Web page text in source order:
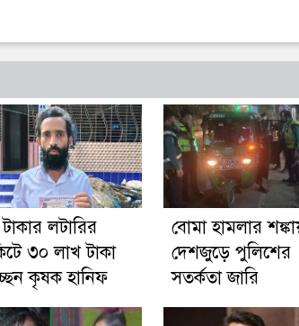
লটারির
৩০ লাখ টাকা
কৃষক হানিফ
বোমা হামলার
দেশজুড়ে পুলিশের
সতর্কতা জারি